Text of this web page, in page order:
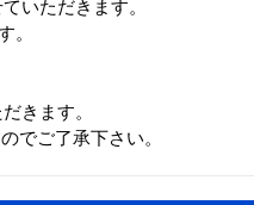
いただきます。
。
きます。
でご了承下さい。